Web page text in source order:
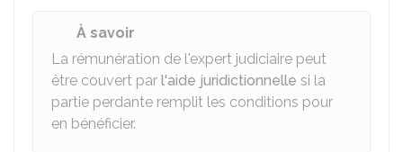
À savoir
La rémunération de l'expert judiciaire peut
être couvert par l'aide juridictionnelle si la
partie perdante remplit les conditions pour
en bénéficier.